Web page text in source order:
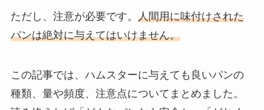
ただし、注意が必要です。 人間用に味付けされた
パンは絶対に与えてはいけません。
この記事では、ハムスターに与えても良いパンの
種類、量や頻度、注意点についてまとめました。